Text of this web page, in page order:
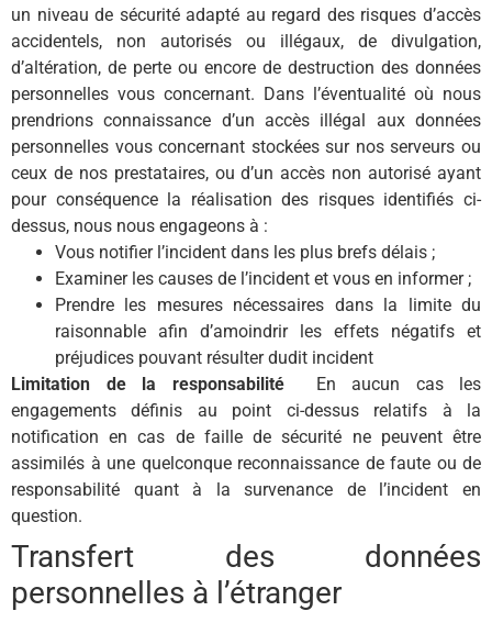
un niveau de sécurité adapté au regard des risques d’accès
accidentels, non autorisés ou illégaux, de divulgation,
d’altération, de perte ou encore de destruction des données
personnelles vous concernant. Dans l’éventualité où nous
prendrions connaissance d’un accès illégal aux données
personnelles vous concernant stockées sur nos serveurs ou
ceux de nos prestataires, ou d’un accès non autorisé ayant
pour conséquence la réalisation des risques identifiés ci-
dessus, nous nous engageons à :
Vous notifier l’incident dans les plus brefs délais ;
Examiner les causes de l’incident et vous en informer ;
Prendre les mesures nécessaires dans la limite du
raisonnable afin d’amoindrir les effets négatifs et
préjudices pouvant résulter dudit incident
Limitation de la responsabilité
En aucun cas les
engagements définis au point ci-dessus relatifs à la
notification en cas de faille de sécurité ne peuvent être
assimilés à une quelconque reconnaissance de faute ou de
responsabilité quant à la survenance de l’incident en
question.
Transfert des données
personnelles à l’étranger